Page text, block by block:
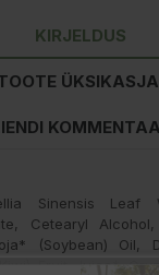
KIRJELDUS
Sinensis Leaf
Cetearyl
(Soybean) Oil,